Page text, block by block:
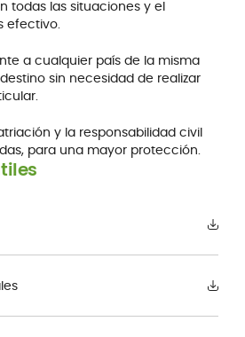
todas las situaciones y el
efectivo.
a cualquier país de la misma
sin necesidad de realizar
y la responsabilidad civil
para una mayor protección.